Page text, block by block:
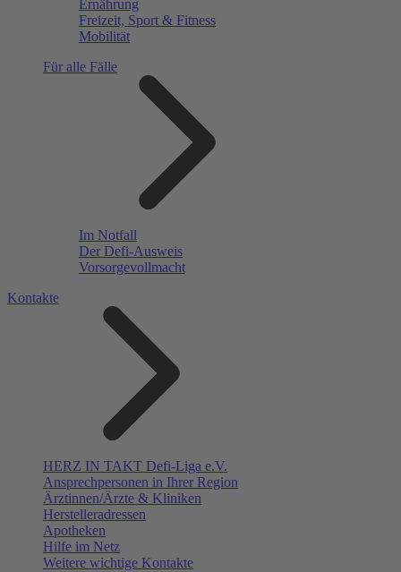
Ernährung
Freizeit, Sport & Fitness
Mobilität
Für alle Fälle
Im Notfall
Der Defi-Ausweis
Vorsorgevollmacht
Kontakte
HERZ IN TAKT Defi-Liga e.V.
Ansprechpersonen in Ihrer Region
Ärztinnen/Ärzte & Kliniken
Herstelleradressen
Apotheken
Hilfe im Netz
Weitere wichtige Kontakte